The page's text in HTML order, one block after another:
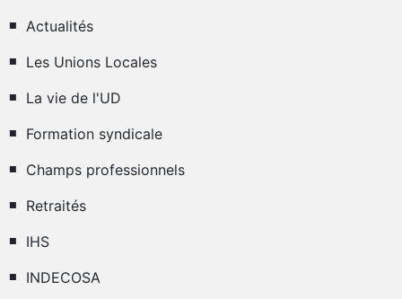
Actualités
Les Unions Locales
La vie de l'UD
Formation syndicale
Champs professionnels
Retraités
IHS
INDECOSA